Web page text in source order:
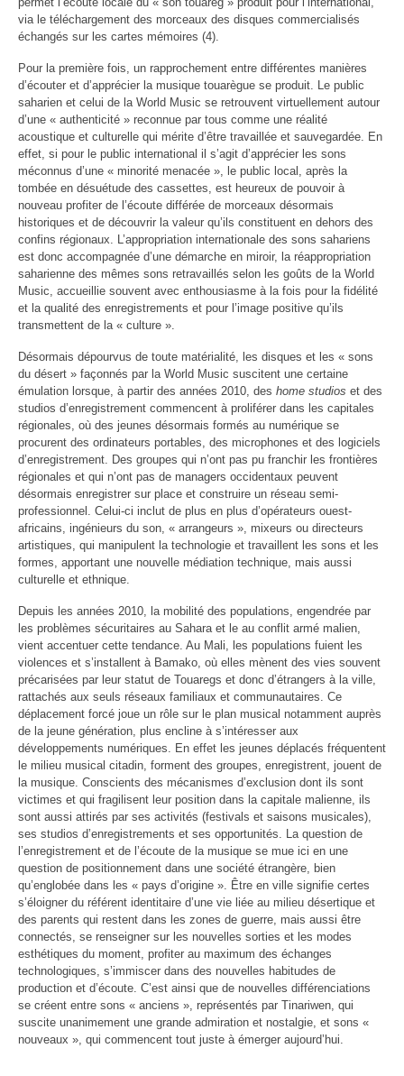
via le téléchargement des morceaux des disques commercialisés
échangés sur les cartes mémoires (4).
Pour la première fois, un rapprochement entre différentes manières
d’écouter et d’apprécier la musique touarègue se produit. Le public
saharien et celui de la World Music se retrouvent virtuellement autour
d’une « authenticité » reconnue par tous comme une réalité
acoustique et culturelle qui mérite d’être travaillée et sauvegardée. En
effet, si pour le public international il s’agit d’apprécier les sons
méconnus d’une « minorité menacée », le public local, après la
tombée en désuétude des cassettes, est heureux de pouvoir à
nouveau profiter de l’écoute différée de morceaux désormais
historiques et de découvrir la valeur qu’ils constituent en dehors des
confins régionaux. L’appropriation internationale des sons sahariens
est donc accompagnée d’une démarche en miroir, la réappropriation
saharienne des mêmes sons retravaillés selon les goûts de la World
Music, accueillie souvent avec enthousiasme à la fois pour la fidélité
et la qualité des enregistrements et pour l’image positive qu’ils
transmettent de la « culture ».
Désormais dépourvus de toute matérialité, les disques et les « sons
du désert » façonnés par la World Music suscitent une certaine
émulation lorsque, à partir des années 2010, des home studios et des
studios d’enregistrement commencent à proliférer dans les capitales
régionales, où des jeunes désormais formés au numérique se
procurent des ordinateurs portables, des microphones et des logiciels
d’enregistrement. Des groupes qui n’ont pas pu franchir les frontières
régionales et qui n’ont pas de managers occidentaux peuvent
désormais enregistrer sur place et construire un réseau semi-
professionnel. Celui-ci inclut de plus en plus d’opérateurs ouest-
africains, ingénieurs du son, « arrangeurs », mixeurs ou directeurs
artistiques, qui manipulent la technologie et travaillent les sons et les
formes, apportant une nouvelle médiation technique, mais aussi
culturelle et ethnique.
Depuis les années 2010, la mobilité des populations, engendrée par
les problèmes sécuritaires au Sahara et le au conflit armé malien,
vient accentuer cette tendance. Au Mali, les populations fuient les
violences et s’installent à Bamako, où elles mènent des vies souvent
précarisées par leur statut de Touaregs et donc d’étrangers à la ville,
rattachés aux seuls réseaux familiaux et communautaires. Ce
déplacement forcé joue un rôle sur le plan musical notamment auprès
de la jeune génération, plus encline à s’intéresser aux
développements numériques. En effet les jeunes déplacés fréquentent
le milieu musical citadin, forment des groupes, enregistrent, jouent de
la musique. Conscients des mécanismes d’exclusion dont ils sont
victimes et qui fragilisent leur position dans la capitale malienne, ils
sont aussi attirés par ses activités (festivals et saisons musicales),
ses studios d’enregistrements et ses opportunités. La question de
l’enregistrement et de l’écoute de la musique se mue ici en une
question de positionnement dans une société étrangère, bien
qu’englobée dans les « pays d’origine ». Être en ville signifie certes
s’éloigner du référent identitaire d’une vie liée au milieu désertique et
des parents qui restent dans les zones de guerre, mais aussi être
connectés, se renseigner sur les nouvelles sorties et les modes
esthétiques du moment, profiter au maximum des échanges
technologiques, s’immiscer dans des nouvelles habitudes de
production et d’écoute. C’est ainsi que de nouvelles différenciations
se créent entre sons « anciens », représentés par Tinariwen, qui
suscite unanimement une grande admiration et nostalgie, et sons «
nouveaux », qui commencent tout juste à émerger aujourd’hui.